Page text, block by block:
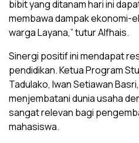
bibit yang ditanam hari ini
membawa dampak ekonomi-
warga Layana,” tutur Alfhais.
Sinergi positif ini mendapat
pendidikan. Ketua Program
Tadulako, Iwan Setiawan
menjembatani dunia usaha
sangat relevan bagi
mahasiswa.